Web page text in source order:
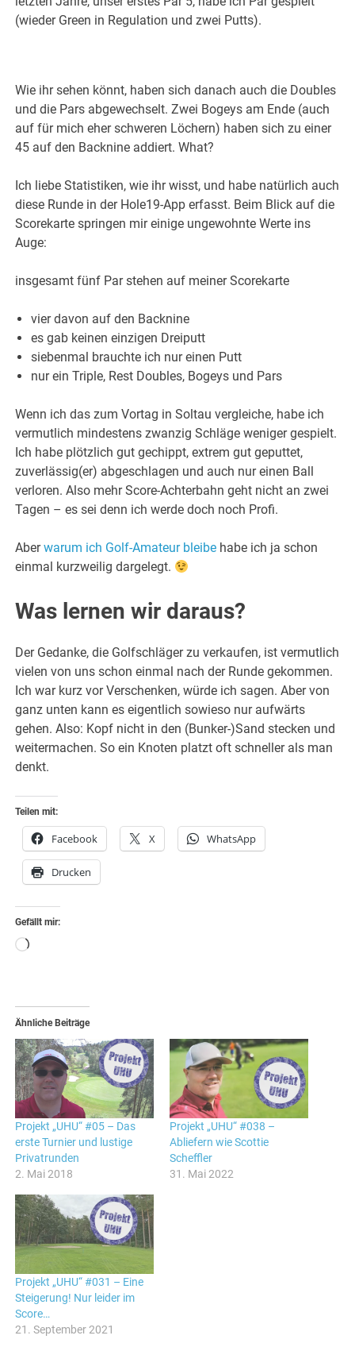
(wieder Green in Regulation und zwei Putts).
Wie ihr sehen könnt, haben sich danach auch die Doubles
und die Pars abgewechselt. Zwei Bogeys am Ende (auch
auf für mich eher schweren Löchern) haben sich zu einer
45 auf den Backnine addiert. What?
Ich liebe Statistiken, wie ihr wisst, und habe natürlich auch
diese Runde in der Hole19-App erfasst. Beim Blick auf die
Scorekarte springen mir einige ungewohnte Werte ins
Auge:
insgesamt fünf Par stehen auf meiner Scorekarte
vier davon auf den Backnine
es gab keinen einzigen Dreiputt
siebenmal brauchte ich nur einen Putt
nur ein Triple, Rest Doubles, Bogeys und Pars
Wenn ich das zum Vortag in Soltau vergleiche, habe ich
vermutlich mindestens zwanzig Schläge weniger gespielt.
Ich habe plötzlich gut gechippt, extrem gut geputtet,
zuverlässig(er) abgeschlagen und auch nur einen Ball
verloren. Also mehr Score-Achterbahn geht nicht an zwei
Tagen – es sei denn ich werde doch noch Profi.
Aberwarum ich Golf-Amateur bleibe habe ich ja schon
einmal kurzweilig dargelegt.
Was lernen wir daraus?
Der Gedanke, die Golfschläger zu verkaufen, ist vermutlich
vielen von uns schon einmal nach der Runde gekommen.
Ich war kurz vor Verschenken, würde ich sagen. Aber von
ganz unten kann es eigentlich sowieso nur aufwärts
gehen. Also: Kopf nicht in den (Bunker-)Sand stecken und
weitermachen. So ein Knoten platzt oft schneller als man
denkt.
Teilen mit:
Facebook X WhatsApp
Drucken
Gefällt mir:
Wird
Ähnliche Beiträge
Projekt „UHU“ #05 – Das
erste Turnier und lustige
Privatrunden
2. Mai 2018
Projekt „UHU“ #038 –
Abliefern wie Scottie
Scheffler
31. Mai 2022
Projekt „UHU“ #031 – Eine
Steigerung! Nur leider im
Score…
21. September 2021